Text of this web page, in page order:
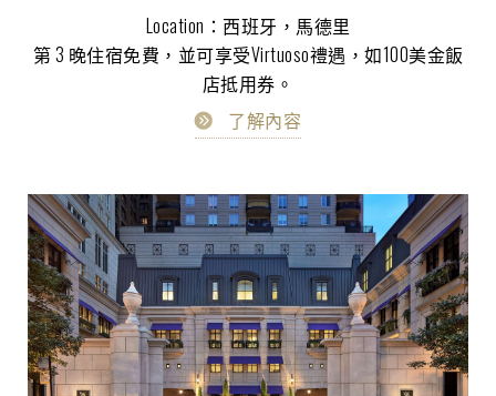
Location：西班牙，馬德里
第 3 晚住宿免費，並可享受Virtuoso禮遇，如100美金飯
店抵用券。
了解內容